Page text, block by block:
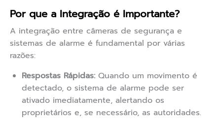
Por que a Integração é Importante?
A integração entre câmeras de segurança e
sistemas de alarme é fundamental por várias
razões:
Respostas Rápidas: Quando um movimento é
detectado, o sistema de alarme pode ser
ativado imediatamente, alertando os
proprietários e, se necessário, as autoridades.